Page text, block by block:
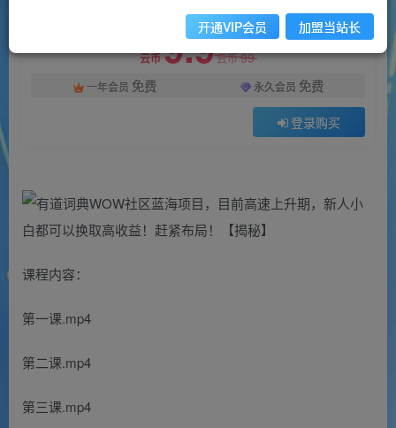
此内容为付费阅读，请付费后查看
云币9.9云币99
一年会员 免费 永久会员 免费
登录购买
课程内容：
第一课.mp4
第二课.mp4
第三课.mp4
开通VIP会员 加盟当站长